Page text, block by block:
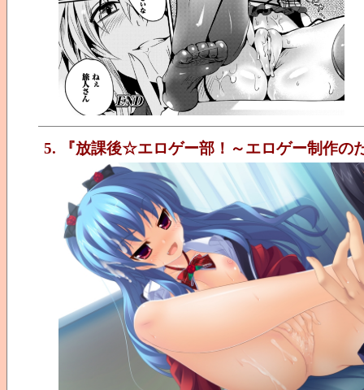
5. 『放課後☆エロゲー部！～エロゲー制作の